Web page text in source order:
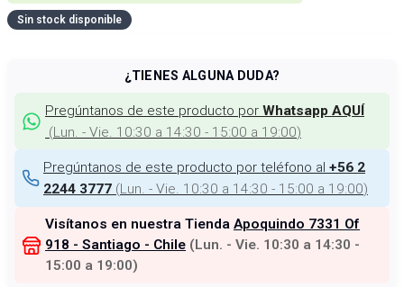
Sin stock disponible
¿TIENES ALGUNA DUDA?
Pregúntanos de este producto por Whatsapp AQUÍ
(Lun. - Vie. 10:30 a 14:30 - 15:00 a 19:00)
Pregúntanos de este producto por teléfono al +56 2
2244 3777 (Lun. - Vie. 10:30 a 14:30 - 15:00 a 19:00)
Visítanos en nuestra Tienda Apoquindo 7331 Of
918 - Santiago - Chile (Lun. - Vie. 10:30 a 14:30 -
15:00 a 19:00)